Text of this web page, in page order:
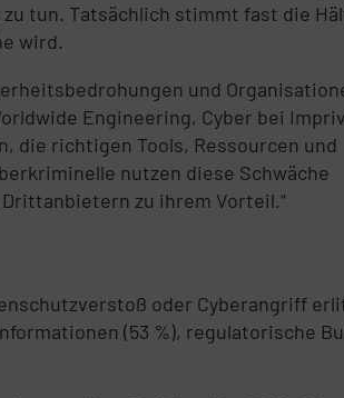
tun. Tatsächlich stimmt fast die
wird.
und
Engineering, Cyber bei
die richtigen Tools, Ressourcen und
nutzen diese Schwäche
zu ihrem Vorteil.“
oder Cyberangriff
(53 %), regulatorische